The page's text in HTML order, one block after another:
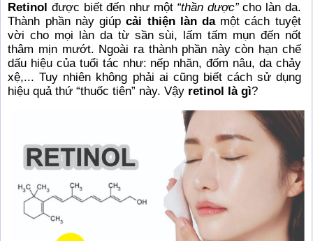
Retinol được biết đến như một “thần dược”cho làn da.
Thành phần này giúpcải thiện làn damột cách tuyệt
vời cho mọi làn da từ sần sùi, lấm tấm mụn đến nốt
thâm mịn mướt. Ngoài ra thành phần này còn hạn chế
dấu hiệu của tuổi tác như: nếp nhăn, đốm nâu, da chảy
xệ,... Tuy nhiên không phải ai cũng biết cách sử dụng
hiệu quả thứ “thuốc tiên” này. Vậy retinol là gì?